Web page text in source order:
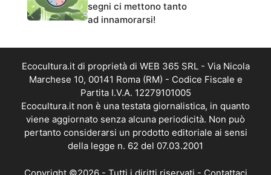
segni ci mettono tanto
ad innamorarsi!
Ecocultura.it di proprietà di WEB 365 SRL - Via Nicola
Marchese 10, 00141 Roma (RM) - Codice Fiscale e
Partita I.V.A. 12279101005
Ecocultura.it non è una testata giornalistica, in quanto
viene aggiornato senza alcuna periodicità. Non può
pertanto considerarsi un prodotto editoriale ai sensi
della legge n. 62 del 07.03.2001
Copyright ©2026 - Tutti i diritti riservati - Contattaci